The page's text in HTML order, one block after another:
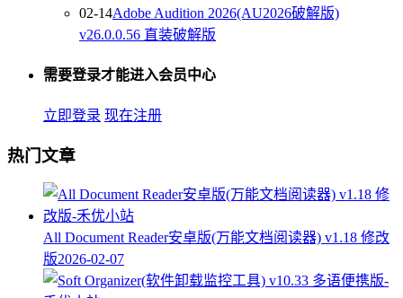
02-14Adobe Audition 2026(AU2026破解版)
v26.0.0.56 直装破解版
需要登录才能进入会员中心
立即登录 现在注册
热门文章
All Document Reader安卓版(万能文档阅读器) v1.18 修改
版2026-02-07